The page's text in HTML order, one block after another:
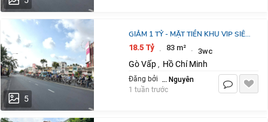
5
GIẢM 1 TỶ - MẶT TIỀN KHU VIP SIÊU
ĐẸP - NGUYỄN OANH & PHAN VĂN
TRỊ - KHU KINH DOANH ĐÔNG ĐÚC
18.5 Tỷ · 83 m² · 3wc
Gò Vấp , Hồ Chí Minh
Đăng bởi Vân Nguyên
1 tuần trước